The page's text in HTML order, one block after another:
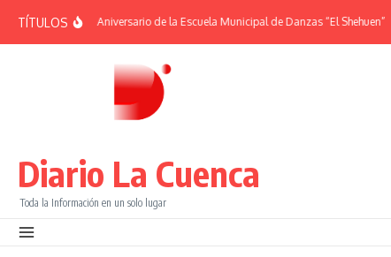
TÍTULOS| 38° Aniversario de la Escuela Municipal de Danzas “El Shehuen”
Diario La Cuenca
Toda la Información en un solo lugar